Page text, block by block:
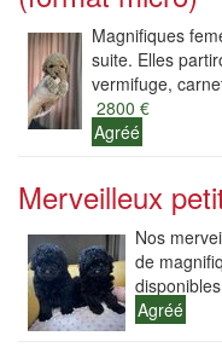
Magnifiques
suite. Elles
vermifuge,
2800 €
Agréé
Merveilleux
Nos
de
Agréé